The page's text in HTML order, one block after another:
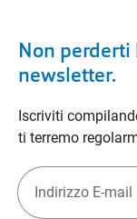
Non
newsletter.
Iscriviti
ti terremo